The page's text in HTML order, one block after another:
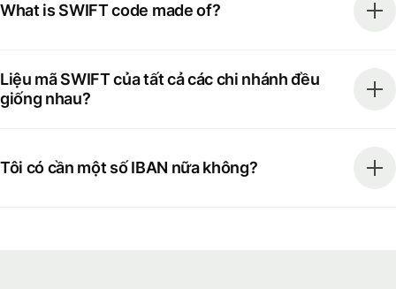
What is SWIFT code made of?
Liệu mã SWIFT của tất cả các chi nhánh đều
giống nhau?
Tôi có cần một số IBAN nữa không?